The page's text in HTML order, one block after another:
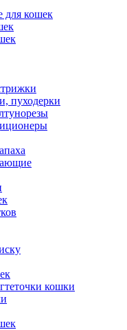
для кошек
пуходерки
кошки